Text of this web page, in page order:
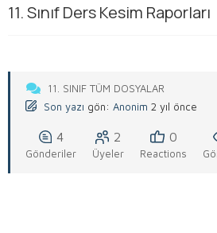
11. Sınıf Ders Kesim Raporları
11. SINIF TÜM DOSYALAR
Son yazı gön: Anonim 2 yıl önce
4
Gönderiler
2
Üyeler
0
Reactions